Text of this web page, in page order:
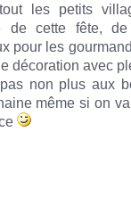
les petits
de cette fête,
pour les
décoration avec
non plus aux
même si on